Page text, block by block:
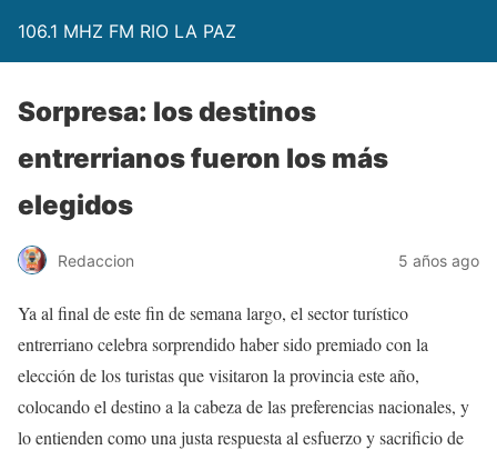
106.1 MHZ FM RIO LA PAZ
Sorpresa: los destinos
entrerrianos fueron los más
elegidos
Redaccion 5 años ago
Ya al final de este fin de semana largo, el sector turístico
entrerriano celebra sorprendido haber sido premiado con la
elección de los turistas que visitaron la provincia este año,
colocando el destino a la cabeza de las preferencias nacionales, y
lo entienden como una justa respuesta al esfuerzo y sacrificio de